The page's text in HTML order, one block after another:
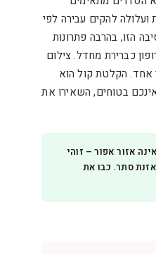
להקים עבירה לפי
הזו, בהרבה פתרונות
כברירת מחדל. צילום
אחד. הקלטת קול הוא
בטוחים, השאירו את
אזור אפור – זוהי
סתר. כבו את